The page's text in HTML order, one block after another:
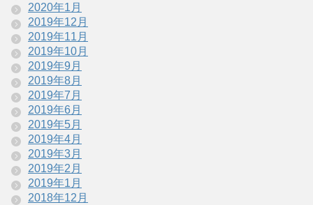
2020年1月
2019年12月
2019年11月
2019年10月
2019年9月
2019年8月
2019年7月
2019年6月
2019年5月
2019年4月
2019年3月
2019年2月
2019年1月
2018年12月